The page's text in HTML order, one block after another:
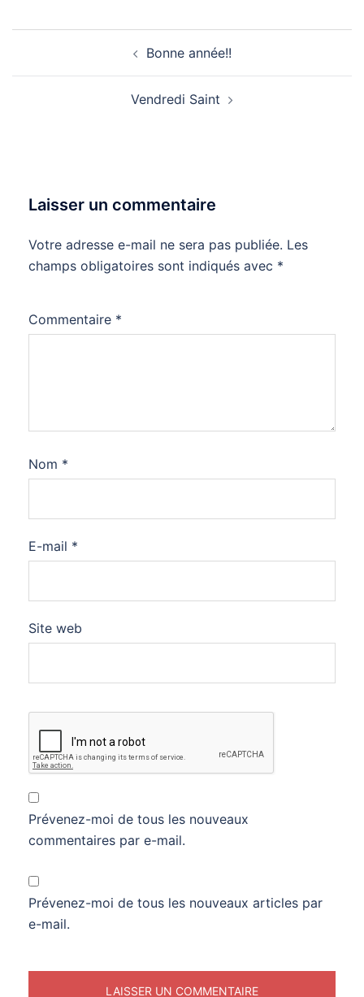
Bonne année!!
Vendredi Saint
Laisser un commentaire
Votre adresse e-mail ne sera pas publiée. Les
champs obligatoires sont indiqués avec *
Commentaire *
Nom *
E-mail *
Site web
Prévenez-moi de tous les nouveaux
commentaires par e-mail.
Prévenez-moi de tous les nouveaux articles par
e-mail.